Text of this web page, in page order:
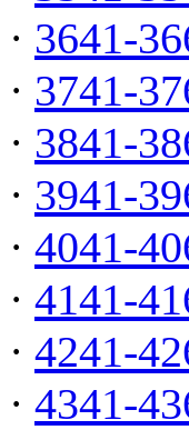
· 3641-
· 3741-
· 3841-
· 3941-
· 4041-
· 4141-
· 4241-
· 4341-